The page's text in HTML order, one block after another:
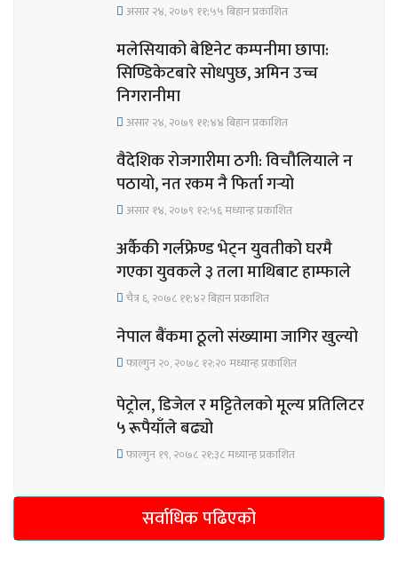
असार २४, २०७९ ११;५५ बिहान प्रकाशित
मलेसियाको बेष्टिनेट कम्पनीमा छापा:
सिण्डिकेटबारे सोधपुछ, अमिन उच्च
निगरानीमा
असार २४, २०७९ ११;४४ बिहान प्रकाशित
वैदेशिक रोजगारीमा ठगी: विचौलियाले न
पठायो, नत रकम नै फिर्ता गर्‍यो
असार १४, २०७९ १२;५६ मध्यान्ह प्रकाशित
अर्कैकी गर्लफ्रेण्ड भेट्न युवतीको घरमै
गएका युवकले ३ तला माथिबाट हाम्फाले
चैत्र ६, २०७८ ११;४२ बिहान प्रकाशित
नेपाल बैंकमा ठूलो संख्यामा जागिर खुल्यो
फाल्गुन २०, २०७८ १२;२० मध्यान्ह प्रकाशित
पेट्रोल, डिजेल र मट्टितेलको मूल्य प्रतिलिटर
५ रूपैयाँले बढ्यो
फाल्गुन १९, २०७८ २१;३८ मध्यान्ह प्रकाशित
सर्वाधिक पढिएको